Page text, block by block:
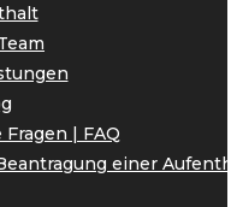
| FAQ
einer